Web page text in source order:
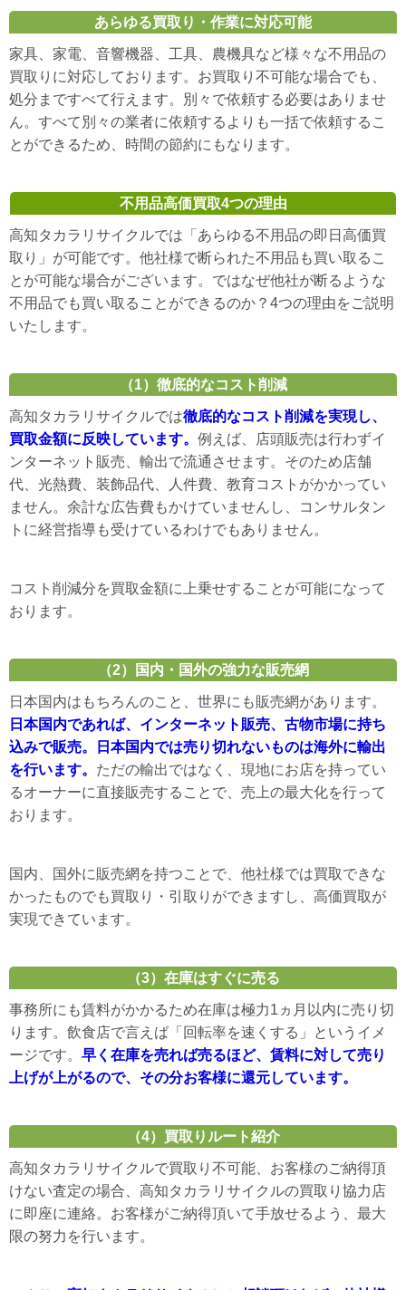
あらゆる買取り・作業に対応可能
家具、家電、音響機器、工具、農機具など様々な不用品の
買取りに対応しております。お買取り不可能な場合でも、
処分まですべて行えます。別々で依頼する必要はありませ
ん。すべて別々の業者に依頼するよりも一括で依頼するこ
とができるため、時間の節約にもなります。
不用品高価買取4つの理由
高知タカラリサイクルでは「あらゆる不用品の即日高価買
取り」が可能です。他社様で断られた不用品も買い取るこ
とが可能な場合がございます。ではなぜ他社が断るような
不用品でも買い取ることができるのか？4つの理由をご説明
いたします。
（1）徹底的なコスト削減
高知タカラリサイクルでは徹底的なコスト削減を実現し、
買取金額に反映しています。 例えば、店頭販売は行わずイ
ンターネット販売、輸出で流通させます。そのため店舗
代、光熱費、装飾品代、人件費、教育コストがかかってい
ません。余計な広告費もかけていませんし、コンサルタン
トに経営指導も受けているわけでもありません。
コスト削減分を買取金額に上乗せすることが可能になって
おります。
（2）国内・国外の強力な販売網
日本国内はもちろんのこと、世界にも販売網があります。
日本国内であれば、インターネット販売、古物市場に持ち
込みで販売。日本国内では売り切れないものは海外に輸出
を行います。 ただの輸出ではなく、現地にお店を持ってい
るオーナーに直接販売することで、売上の最大化を行って
おります。
国内、国外に販売網を持つことで、他社様では買取できな
かったものでも買取り・引取りができますし、高価買取が
実現できています。
（3）在庫はすぐに売る
事務所にも賃料がかかるため在庫は極力1ヵ月以内に売り切
ります。飲食店で言えば「回転率を速くする」というイメ
ージです。 早く在庫を売れば売るほど、賃料に対して売り
上げが上がるので、その分お客様に還元しています。
（4）買取りルート紹介
高知タカラリサイクルで買取り不可能、お客様のご納得頂
けない査定の場合、高知タカラリサイクルの買取り協力店
に即座に連絡。お客様がご納得頂いて手放せるよう、最大
限の努力を行います。